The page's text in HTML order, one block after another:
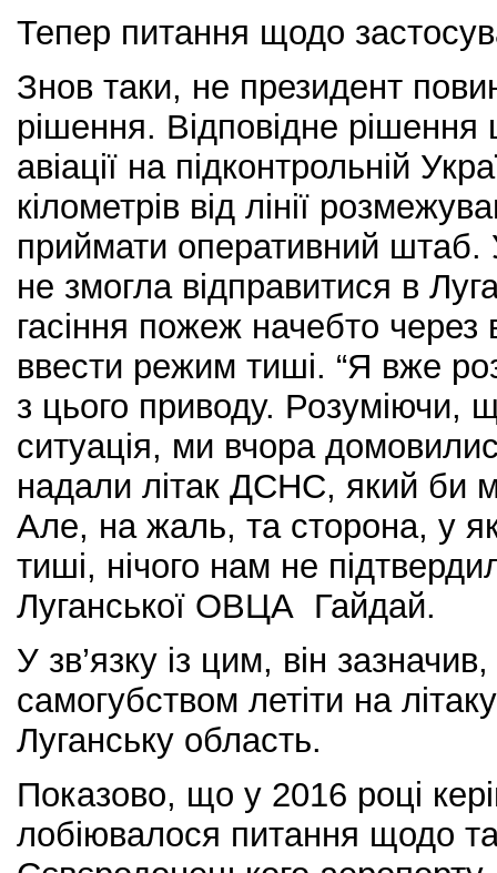
Тепер питання щодо
Знов таки, не президент
рішення. Відповідне
авіації на підконтрольній
кілометрів від лінії
приймати оперативний штаб.
не змогла відправитися в
гасіння пожеж начебто через
ввести режим тиші. “Я вже
з цього приводу. Розуміючи,
ситуація, ми вчора
надали літак ДСНС, який би
Але, на жаль, та сторона, у
тиші, нічого нам не
Луганської ОВЦА Гайдай.
У зв’язку із цим, він
самогубством летіти на
Луганську область.
Показово, що у 2016 році
лобіювалося питання щодо